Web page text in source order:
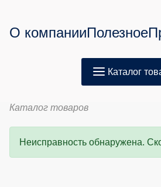
О компанииПолезное
Каталог
Каталог товаров
Неисправность обнаружена.